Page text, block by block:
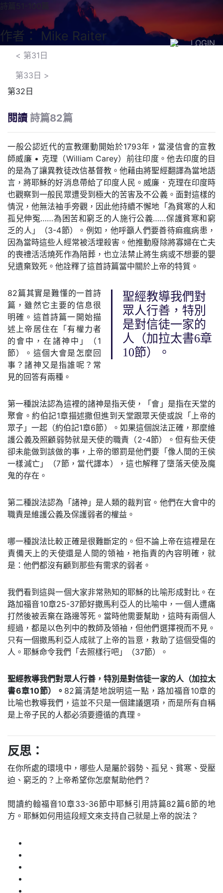
LOGIN
詩篇51-100篇
作者： Mike Raiter
< 第31日
第33日 >
第32日
閱讀 詩篇82篇
一般公認近代的宣教運動開始於1793年，當浸信會的宣教
師威廉 • 克理（William Carey）前往印度。他去印度的目
的是為了讓異教徒改信基督教。他藉由將聖經翻譯為當地語
言，將耶穌的好消息帶給了印度人民。威廉．克理在印度時
也觀察到一般民眾遭受到極大的苦害及不公義。面對這樣的
情況，他無法袖手旁觀，因此他持續不懈地「為貧寒的人和
孤兒伸冤……為困苦和窮乏的人施行公義……保護貧寒和窮
乏的人」（3-4節）。例如，他呼籲人們要善待痲瘋病患，
因為當時這些人經常被活埋殺害。他推動廢除將寡婦在亡夫
的喪禮活活燒死作為陪葬，也立法禁止將生病或不想要的嬰
兒遺棄致死。他詮釋了這首詩篇當中關於上帝的特質。
聖經教導我們對
眾人行善，特別
是對信徒一家的
人（加拉太書6章
10節）。
82篇其實是難懂的一首詩
篇，雖然它主要的信息很
明確。這首詩篇一開始描
述上帝居住在「有權力者
的會中，在諸神中」（1
節）。這個大會是怎麼回
事？諸神又是指誰呢？常
見的回答有兩種。
第一種說法認為這裡的諸神是指天使，「會」是指在天堂的
聚會。約伯記1章描述撒但進到天堂跟眾天使或說「上帝的
眾子」一起（約伯記1章6節）。如果這個說法正確，那麼維
護公義及照顧弱勢就是天使的職責（2-4節）。但有些天使
卻未能做到該做的事，上帝的懲罰是他們要「像人間的王侯
一樣滅亡」（7節，當代譯本），這也解釋了墮落天使及魔
鬼的存在。
第二種說法認為「諸神」是人類的裁判官。他們在大會中的
職責是維護公義及保護弱者的權益。
哪一種說法比較正確是很難斷定的。但不論上帝在這裡是在
責備天上的天使還是人間的領袖，祂指責的內容明確，就
是：他們都沒有顧到那些有需求的弱者。
我們看到這與一個大家非常熟知的耶穌的比喻形成對比。在
路加福音10章25-37節好撒馬利亞人的比喻中，一個人遭痛
打然後被丟棄在路邊等死。當時他需要幫助，這時有兩個人
經過，都是以色列中的教師及領袖，但他們選擇視而不見。
只有一個撒馬利亞人成就了上帝的旨意，救助了這個受傷的
人。耶穌命令我們「去照樣行吧」（37節）。
聖經教導我們對眾人行善，特別是對信徒一家的人（加拉太
書6章10節）。 82篇清楚地說明這一點，路加福音10章的
比喻也教導我們，這並不只是一個建議選項，而是所有自稱
是上帝子民的人都必須要遵循的真理。
反思：
在你所處的環境中，哪些人是屬於弱勢、孤兒、貧寒、受壓
迫、窮乏的？上帝希望你怎麼幫助他們？
閱讀約翰福音10章33-36節中耶穌引用詩篇82篇6節的地
方。耶穌如何用這段經文來支持自己就是上帝的說法？